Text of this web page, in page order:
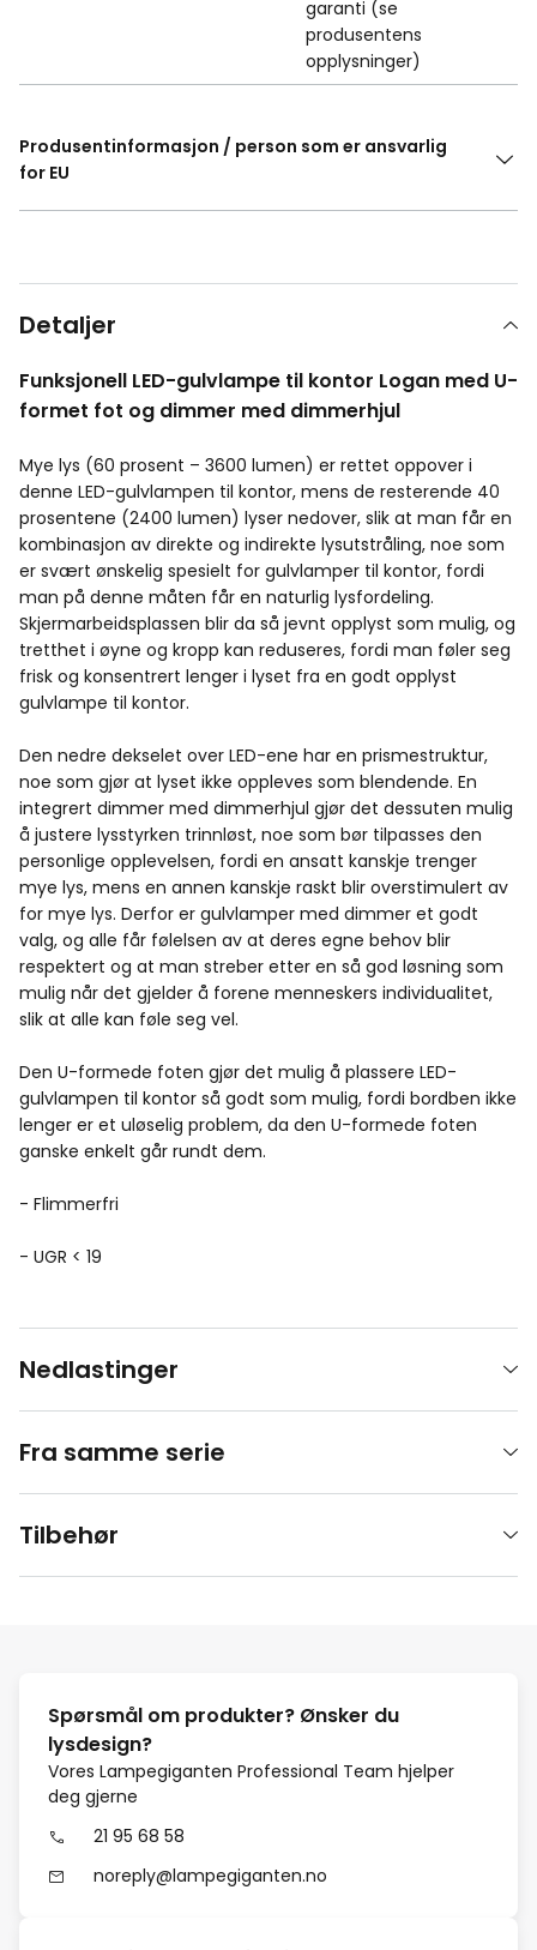
garanti (se
produsentens
opplysninger)
Produsentinformasjon / person som er ansvarlig
for EU
Detaljer
Funksjonell LED-gulvlampe til kontor Logan med U-
formet fot og dimmer med dimmerhjul
Mye lys (60 prosent – 3600 lumen) er rettet oppover i
denne LED-gulvlampen til kontor, mens de resterende 40
prosentene (2400 lumen) lyser nedover, slik at man får en
kombinasjon av direkte og indirekte lysutstråling, noe som
er svært ønskelig spesielt for gulvlamper til kontor, fordi
man på denne måten får en naturlig lysfordeling.
Skjermarbeidsplassen blir da så jevnt opplyst som mulig, og
tretthet i øyne og kropp kan reduseres, fordi man føler seg
frisk og konsentrert lenger i lyset fra en godt opplyst
gulvlampe til kontor.
Den nedre dekselet over LED-ene har en prismestruktur,
noe som gjør at lyset ikke oppleves som blendende. En
integrert dimmer med dimmerhjul gjør det dessuten mulig
å justere lysstyrken trinnløst, noe som bør tilpasses den
personlige opplevelsen, fordi en ansatt kanskje trenger
mye lys, mens en annen kanskje raskt blir overstimulert av
for mye lys. Derfor er gulvlamper med dimmer et godt
valg, og alle får følelsen av at deres egne behov blir
respektert og at man streber etter en så god løsning som
mulig når det gjelder å forene menneskers individualitet,
slik at alle kan føle seg vel.
Den U-formede foten gjør det mulig å plassere LED-
gulvlampen til kontor så godt som mulig, fordi bordben ikke
lenger er et uløselig problem, da den U-formede foten
ganske enkelt går rundt dem.
- Flimmerfri
- UGR < 19
Nedlastinger
Fra samme serie
Tilbehør
Spørsmål om produkter? Ønsker du
lysdesign?
Vores Lampegiganten Professional Team hjelper
deg gjerne
21 95 68 58
noreply@lampegiganten.no